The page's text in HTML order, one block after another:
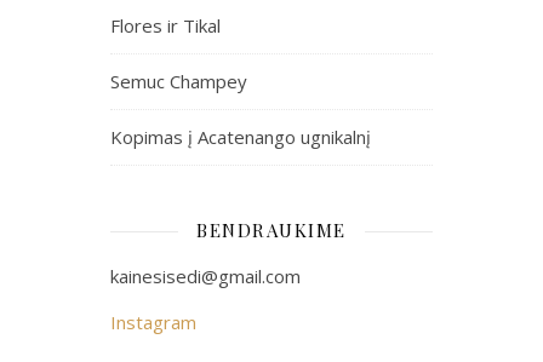
Flores ir Tikal
Semuc Champey
Kopimas į Acatenango ugnikalnį
BENDRAUKIME
kainesisedi@gmail.com
Instagram